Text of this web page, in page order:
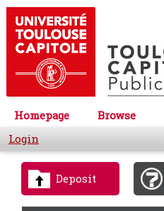
Homepage Browse
Login
Deposit